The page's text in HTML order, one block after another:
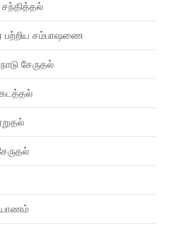
சந்தித்தல்
பற்றிய சம்பாஷணை
சேருதல்
கடத்தல்